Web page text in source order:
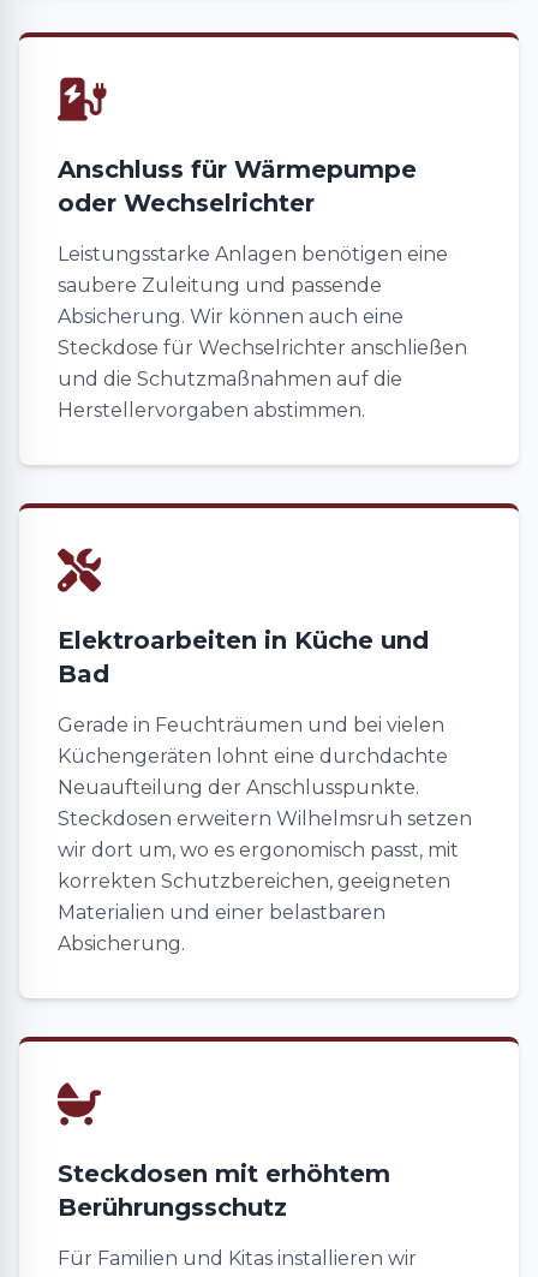
Anschluss für Wärmepumpe
oder Wechselrichter
Leistungsstarke Anlagen benötigen eine
saubere Zuleitung und passende
Absicherung. Wir können auch eine
Steckdose für Wechselrichter anschließen
und die Schutzmaßnahmen auf die
Herstellervorgaben abstimmen.
Elektroarbeiten in Küche und
Bad
Gerade in Feuchträumen und bei vielen
Küchengeräten lohnt eine durchdachte
Neuaufteilung der Anschlusspunkte.
Steckdosen erweitern Wilhelmsruh setzen
wir dort um, wo es ergonomisch passt, mit
korrekten Schutzbereichen, geeigneten
Materialien und einer belastbaren
Absicherung.
Steckdosen mit erhöhtem
Berührungsschutz
Für Familien und Kitas installieren wir